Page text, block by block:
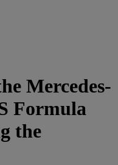
Mercedes-
Formula
the